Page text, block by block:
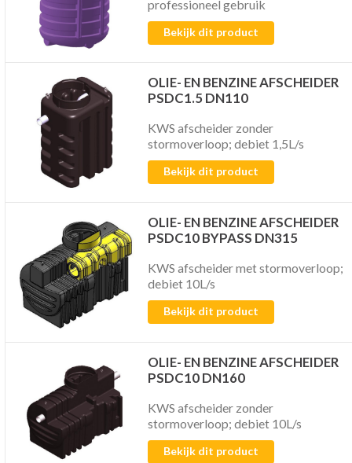
professioneel gebruik
Bekijk dit product
OLIE- EN BENZINE AFSCHEIDER
PSDC1.5 DN110
KWS afscheider zonder
stormoverloop; debiet 1,5L/s
Bekijk dit product
OLIE- EN BENZINE AFSCHEIDER
PSDC10 BYPASS DN315
KWS afscheider met stormoverloop;
debiet 10L/s
Bekijk dit product
OLIE- EN BENZINE AFSCHEIDER
PSDC10 DN160
KWS afscheider zonder
stormoverloop; debiet 10L/s
Bekijk dit product